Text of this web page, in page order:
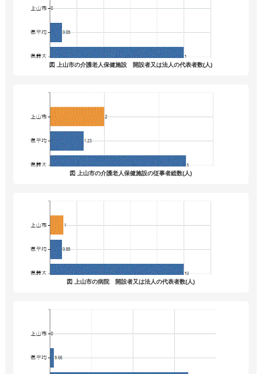
図 上山市の介護老人保健施設 開設者又は法人の代表者数(人)
図 上山市の介護老人保健施設の従事者総数(人)
図 上山市の病院 開設者又は法人の代表者数(人)